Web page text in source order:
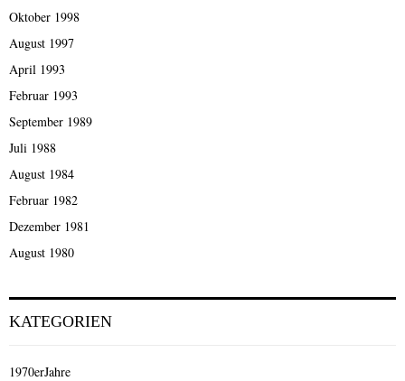
Oktober 1998
August 1997
April 1993
Februar 1993
September 1989
Juli 1988
August 1984
Februar 1982
Dezember 1981
August 1980
KATEGORIEN
1970erJahre